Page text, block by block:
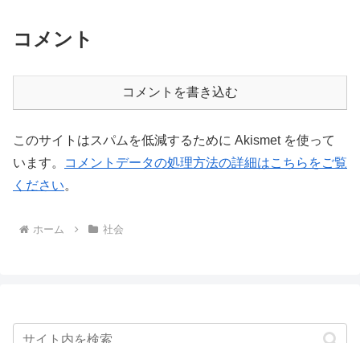
コメント
コメントを書き込む
このサイトはスパムを低減するために Akismet を使って
います。
コメントデータの処理方法の詳細はこちらをご覧
ください。
ホーム 社会